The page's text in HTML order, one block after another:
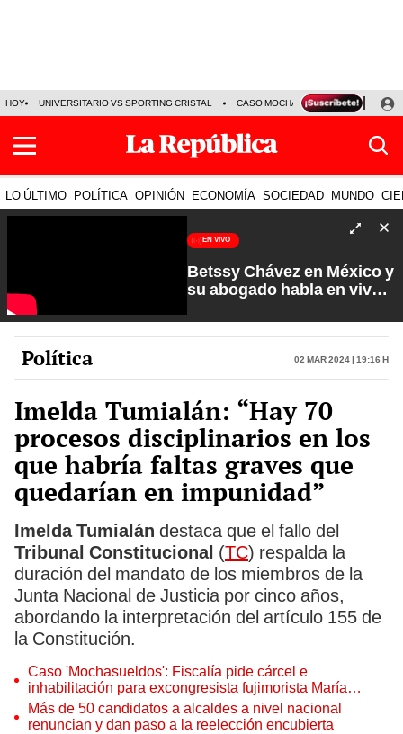
HOY UNIVERSITARIO VS SPORTING CRISTAL CASO MOCHASUELDOS
LO ÚLTIMO POLÍTICA OPINIÓN ECONOMÍA SOCIEDAD MUNDO
EN VIVO
Betssy Chávez en México y
su abogado habla en vivo |
Carlos Cornejo
Política 02 Mar 2024 | 19:16 h
Imelda Tumialán: “Hay 70
procesos disciplinarios en los
que habría faltas graves que
quedarían en impunidad”
Imelda Tumialán destaca que el fallo del
Tribunal Constitucional (TC) respalda la
duración del mandato de los miembros de la
Junta Nacional de Justicia por cinco años,
abordando la interpretación del artículo 155 de
la Constitución.
Caso 'Mochasueldos': Fiscalía pide cárcel e
inhabilitación para excongresista fujimorista María
Cordero Jon Tay
Más de 50 candidatos a alcaldes a nivel nacional
renuncian y dan paso a la reelección encubierta